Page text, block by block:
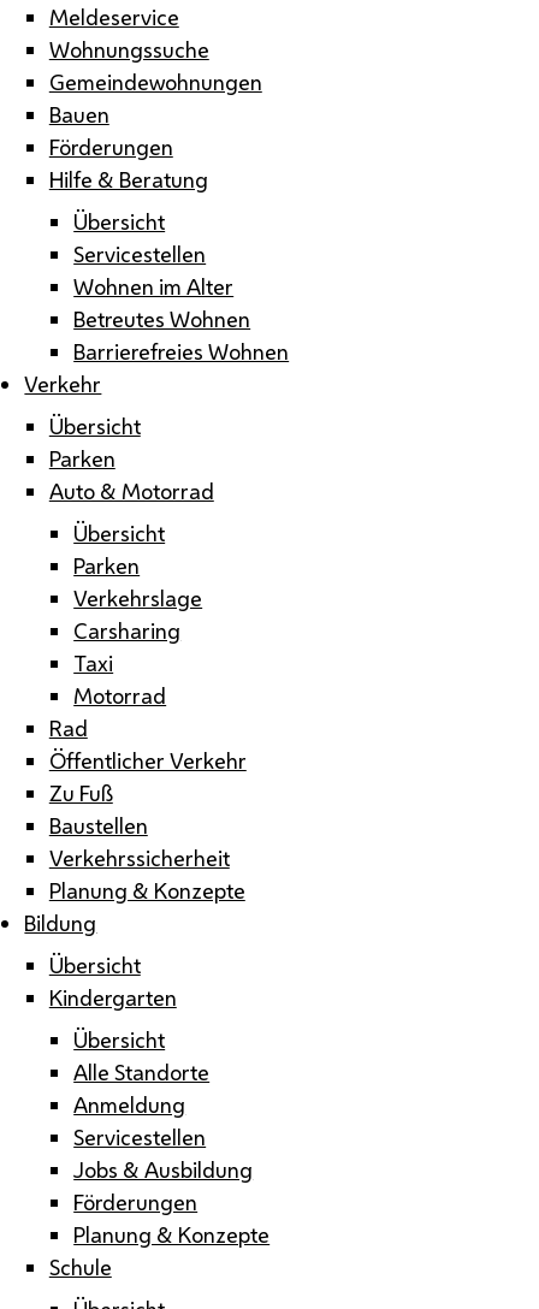
Meldeservice
Wohnungssuche
Gemeindewohnungen
Bauen
Förderungen
Hilfe & Beratung
Übersicht
Servicestellen
Wohnen im Alter
Betreutes Wohnen
Barrierefreies Wohnen
Verkehr
Übersicht
Parken
Auto & Motorrad
Übersicht
Parken
Verkehrslage
Carsharing
Taxi
Motorrad
Rad
Öffentlicher Verkehr
Zu Fuß
Baustellen
Verkehrssicherheit
Planung & Konzepte
Bildung
Übersicht
Kindergarten
Übersicht
Alle Standorte
Anmeldung
Servicestellen
Jobs & Ausbildung
Förderungen
Planung & Konzepte
Schule